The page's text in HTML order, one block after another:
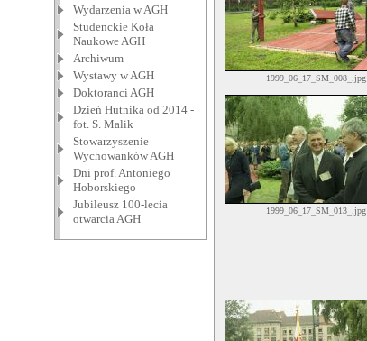
Wydarzenia w AGH
Studenckie Koła
Naukowe AGH
Archiwum
Wystawy w AGH
Doktoranci AGH
Dzień Hutnika od 2014 -
fot. S. Malik
Stowarzyszenie
Wychowanków AGH
Dni prof. Antoniego
Hoborskiego
Jubileusz 100-lecia
otwarcia AGH
1999_06_17_SM_008_.jpg
1999_06_17_SM_013_.jpg